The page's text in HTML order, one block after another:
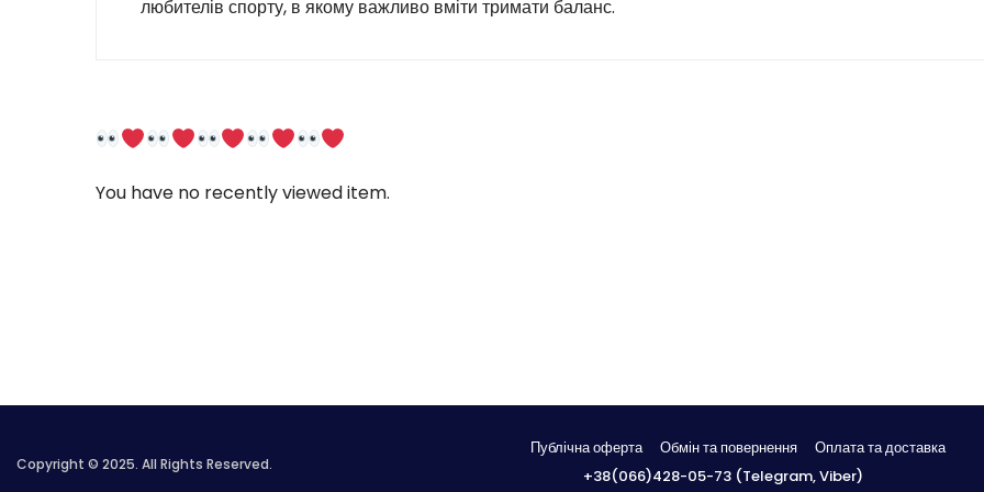
любителів спорту, в якому важливо вміти тримати баланс.
You have no recently viewed item.
Copyright © 2025. All Rights Reserved.
Публічна оферта Обмін та повернення
Оплата та доставка
+38(066)428-05-73 (Telegram, Viber)